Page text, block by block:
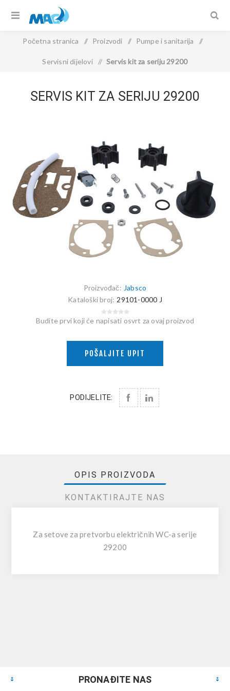
Početna stranica / Proizvodi / Pumpe i sanitarija /
Servisni dijelovi / Servis kit za seriju 29200
SERVIS KIT ZA SERIJU 29200
Proizvođač: Jabsco
Kataloški broj: 29101-0000 J
Budite prvi koji će napisati osvrt za ovaj proizvod
POŠALJITE UPIT
PODIJELITE:
OPIS PROIZVODA
KONTAKTIRAJTE NAS
Za setove za pretvorbu električnih WC-a serije
29200
PRONAĐITE NAS